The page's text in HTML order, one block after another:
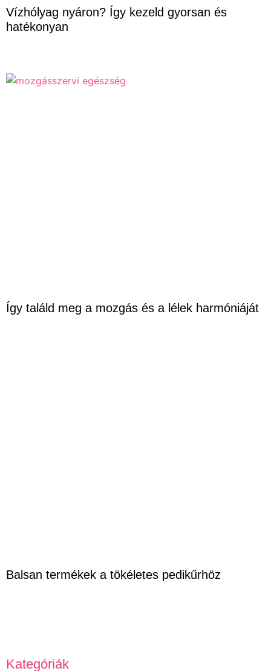
Vízhólyag nyáron? Így kezeld gyorsan és
hatékonyan
Így találd meg a mozgás és a lélek harmóniáját
Balsan termékek a tökéletes pedikűrhöz
Kategóriák